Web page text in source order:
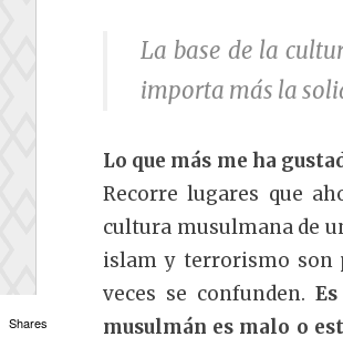
La base de la
importa más la
Lo que más me ha
Recorre lugares que
cultura musulmana de
islam y terrorismo son
veces se confunden.
musulmán es malo o
Shares